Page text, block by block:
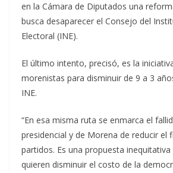
en la Cámara de Diputados una
busca desaparecer el Consejo del
Electoral (INE).
El último intento, precisó, es la
morenistas para disminuir de 9 a 3
INE.
“En esa misma ruta se enmarca el
presidencial y de Morena de reducir el
partidos. Es una propuesta
quieren disminuir el costo de la